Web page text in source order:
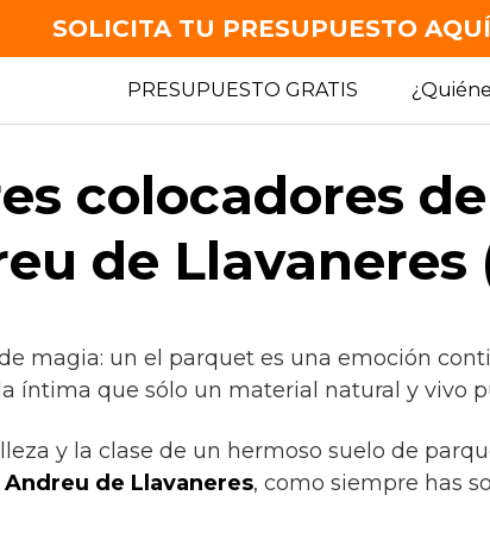
PRESUPUESTO GRATIS
colocadores
de Llavaneres
magia: un el parquet es una emoción
íntima que sólo un material natural y vivo
y la clase de un hermoso suelo de
Andreu de Llavaneres, como siempre has
SOLICITA TU PRESUPUESTO